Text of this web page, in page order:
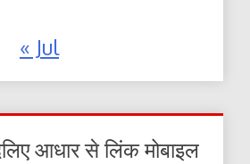
« Jul
आधार से लिंक मोबाइल